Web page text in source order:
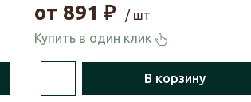
от 891 ₽
/ шт
Купить в один клик
В корзину